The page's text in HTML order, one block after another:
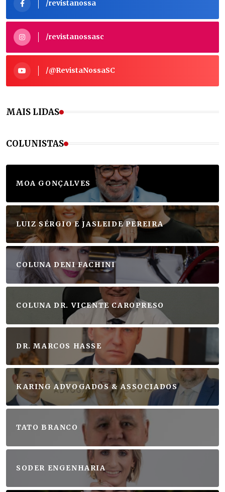
/revistanossa
/revistanossasc
/@RevistaNossaSC
MAIS LIDAS
COLUNISTAS
MOA GONÇALVES
LUIZ SÉRGIO E JASLEIDE PEREIRA
COLUNA DENI FACHINI
COLUNA DR. VICENTE CAROPRESO
DR. MARCOS HASSE
KARING ADVOGADOS & ASSOCIADOS
TATO BRANCO
SODER ENGENHARIA